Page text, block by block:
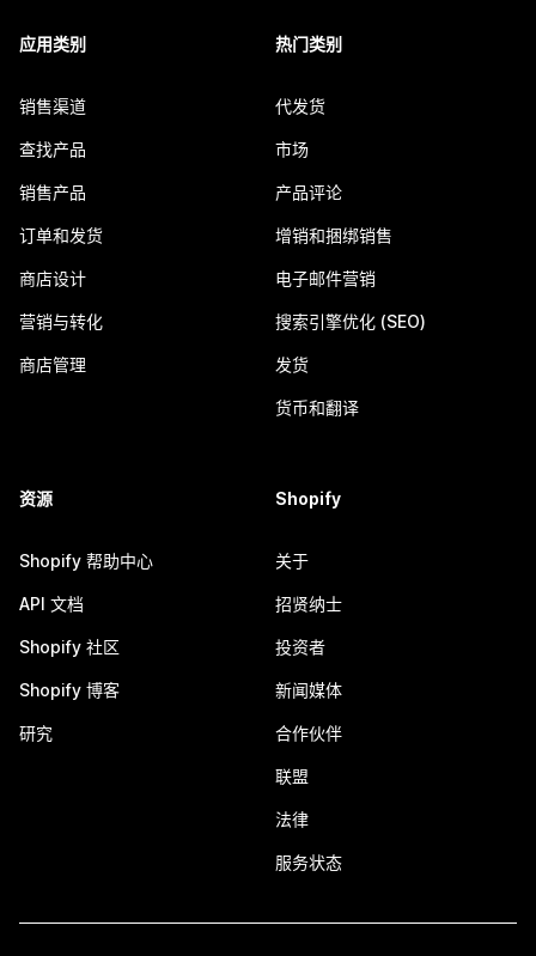
应用类别
销售渠道
查找产品
销售产品
订单和发货
商店设计
营销与转化
商店管理
热门类别
代发货
市场
产品评论
增销和捆绑销售
电子邮件营销
搜索引擎优化 (SEO)
发货
货币和翻译
资源
Shopify 帮助中心
API 文档
Shopify 社区
Shopify 博客
研究
Shopify
关于
招贤纳士
投资者
新闻媒体
合作伙伴
联盟
法律
服务状态